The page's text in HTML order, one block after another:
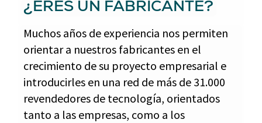
¿ERES UN FABRICANTE?
Muchos años de experiencia nos permiten
orientar a nuestros fabricantes en el
crecimiento de su proyecto empresarial e
introducirles en una red de más de 31.000
revendedores de tecnología, orientados
tanto a las empresas, como a los